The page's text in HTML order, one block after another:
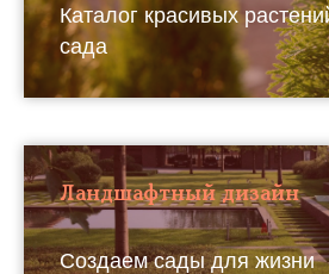
Каталог красивых
сада
Ландшафтный дизайн
Создаем сады для жизни